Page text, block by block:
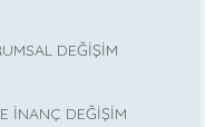
DEĞİŞİM
İNANÇ DEĞİŞİM